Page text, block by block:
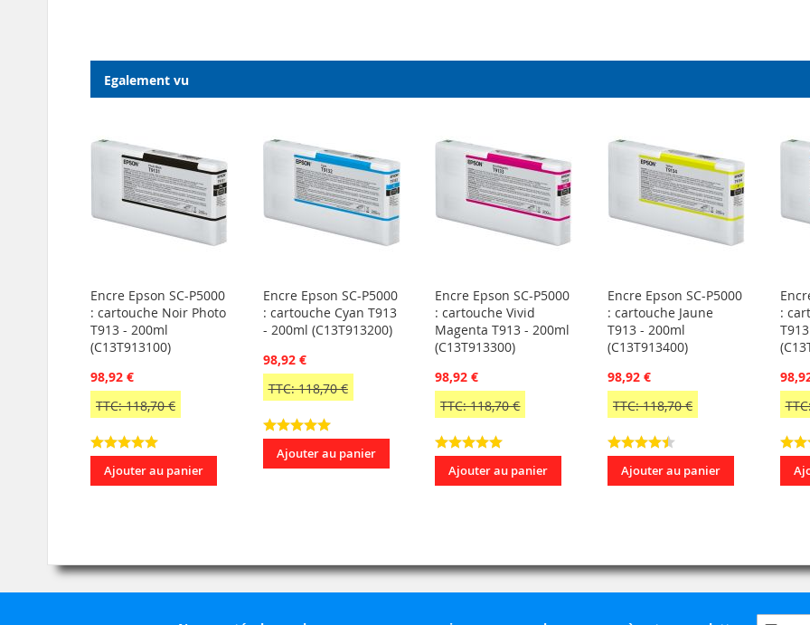
Egalement vu
Encre Epson SC-P5000
: cartouche Noir Photo
T913 - 200ml
(C13T913100)
98,92 €
TTC: 118,70 €
Ajouter au panier
Encre Epson SC-P5000
: cartouche Cyan T913
- 200ml (C13T913200)
98,92 €
TTC: 118,70 €
Ajouter au panier
Encre Epson SC-P5000
: cartouche Vivid
Magenta T913 - 200ml
(C13T913300)
98,92 €
TTC: 118,70 €
Ajouter au panier
Encre Epson SC-P5000
: cartouche Jaune
T913 - 200ml
(C13T913400)
98,92 €
TTC: 118,70 €
Ajouter au panier
: